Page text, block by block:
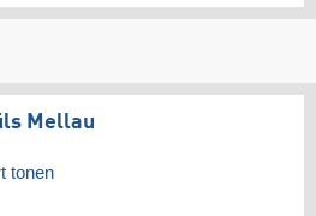
Mellau
tonen